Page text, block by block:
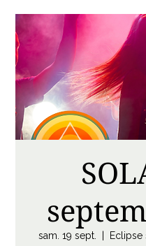
sam. 19 sept.